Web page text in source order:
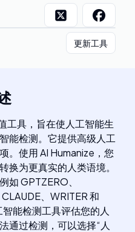
更新工具
工具，旨在使人工智能生
能检测。它提供高级人工
。使用 AI Humanize，您
换为更真实的人类语境。
如 GPTZERO、
、WRITER 和
能检测工具评估您的人
通过检测，可以选择“人